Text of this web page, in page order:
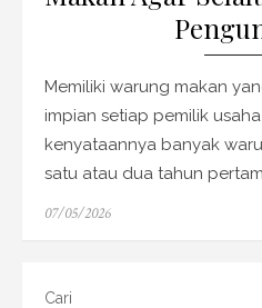
Memiliki warung makan
impian setiap pemilik
kenyataannya banyak
satu atau dua tahun
Posted
07/05/2026
Cari